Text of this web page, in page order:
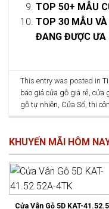
TOP 50+ MẪU
TOP 30 MẪU
ĐANG ĐƯỢC ƯA
This entry was posted in
báo giá cửa gỗ giá rẻ ,cửa
gỗ tự nhiên Cửa Sổ ,thi
KHUYẾN MÃI HÔM
Cửa Vân Gỗ 5D KAT-